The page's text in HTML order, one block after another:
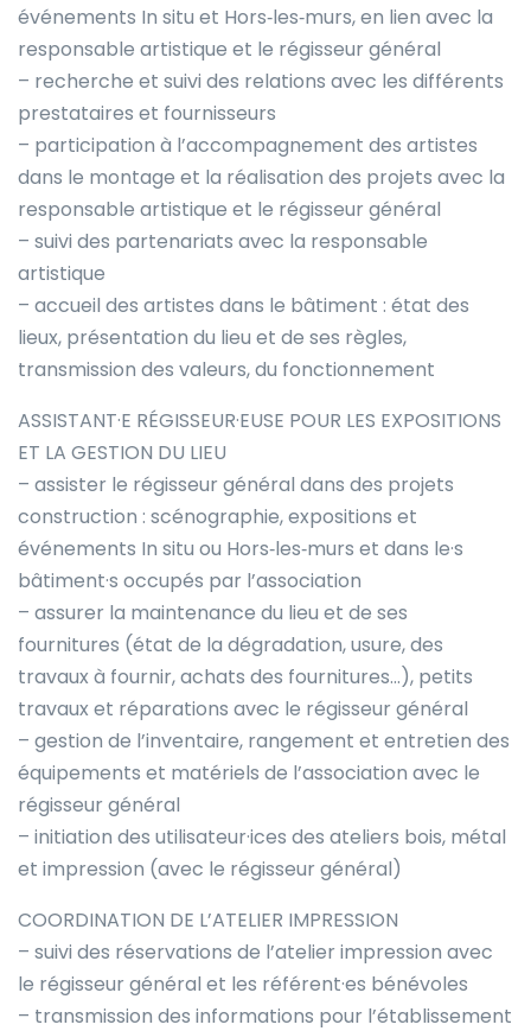
événements In situ et Hors‐les‐murs, en lien avec la
responsable artistique et le régisseur général
– recherche et suivi des relations avec les différents
prestataires et fournisseurs
– participation à l’accompagnement des artistes
dans le montage et la réalisation des projets avec la
responsable artistique et le régisseur général
– suivi des partenariats avec la responsable
artistique
– accueil des artistes dans le bâtiment : état des
lieux, présentation du lieu et de ses règles,
transmission des valeurs, du fonctionnement
ASSISTANT·E RÉGISSEUR·EUSE POUR LES EXPOSITIONS
ET LA GESTION DU LIEU
– assister le régisseur général dans des projets
construction : scénographie, expositions et
événements In situ ou Hors‐les‐murs et dans le·s
bâtiment·s occupés par l’association
– assurer la maintenance du lieu et de ses
fournitures (état de la dégradation, usure, des
travaux à fournir, achats des fournitures…), petits
travaux et réparations avec le régisseur général
– gestion de l’inventaire, rangement et entretien des
équipements et matériels de l’association avec le
régisseur général
– initiation des utilisateur·ices des ateliers bois, métal
et impression (avec le régisseur général)
COORDINATION DE L’ATELIER IMPRESSION
– suivi des réservations de l’atelier impression avec
le régisseur général et les référent·es bénévoles
– transmission des informations pour l’établissement